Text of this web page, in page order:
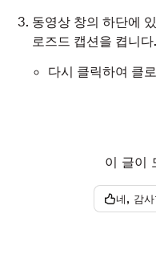
동영상 창의 하단에
로즈드 캡션을 켭니다.
다시 클릭하여 클
이 글이
네, 감